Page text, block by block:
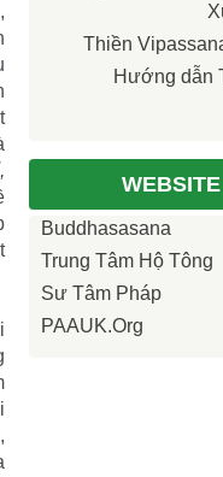
Thiền
Hướng dẫn
Buddhasasana
Trung Tâm Hộ Tông
Sư Tâm Pháp
PAAUK.org